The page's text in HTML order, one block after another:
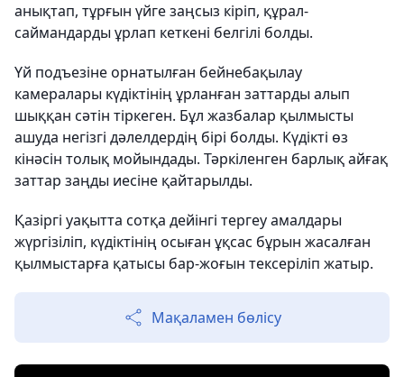
анықтап, тұрғын үйге заңсыз кіріп, құрал-
саймандарды ұрлап кеткені белгілі болды.
Үй подъезіне орнатылған бейнебақылау
камералары күдіктінің ұрланған заттарды алып
шыққан сәтін тіркеген. Бұл жазбалар қылмысты
ашуда негізгі дәлелдердің бірі болды. Күдікті өз
кінәсін толық мойындады. Тәркіленген барлық айғақ
заттар заңды иесіне қайтарылды.
Қазіргі уақытта сотқа дейінгі тергеу амалдары
жүргізіліп, күдіктінің осыған ұқсас бұрын жасалған
қылмыстарға қатысы бар-жоғын тексеріліп жатыр.
Мақаламен бөлісу